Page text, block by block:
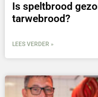
Is speltbrood
tarwebrood?
LEES VERDER »